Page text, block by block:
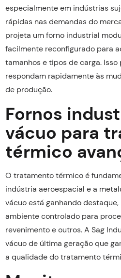
especialmente em indústrias
rápidas nas demandas do
projeta um forno industrial
facilmente reconfigurado para
tamanhos e tipos de carga.
respondam rapidamente às
de produção.
Fornos
vácuo para
térmico
O tratamento térmico é
indústria aeroespacial e a
vácuo está ganhando
ambiente controlado para
revenimento e outros. A Sag
vácuo de última geração que
a qualidade do tratamento